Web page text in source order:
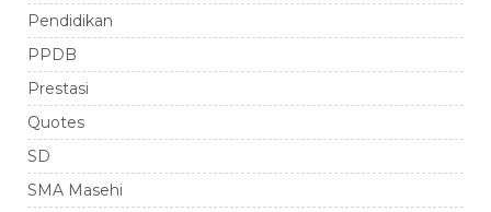
Pendidikan
PPDB
Prestasi
Quotes
SD
SMA Masehi